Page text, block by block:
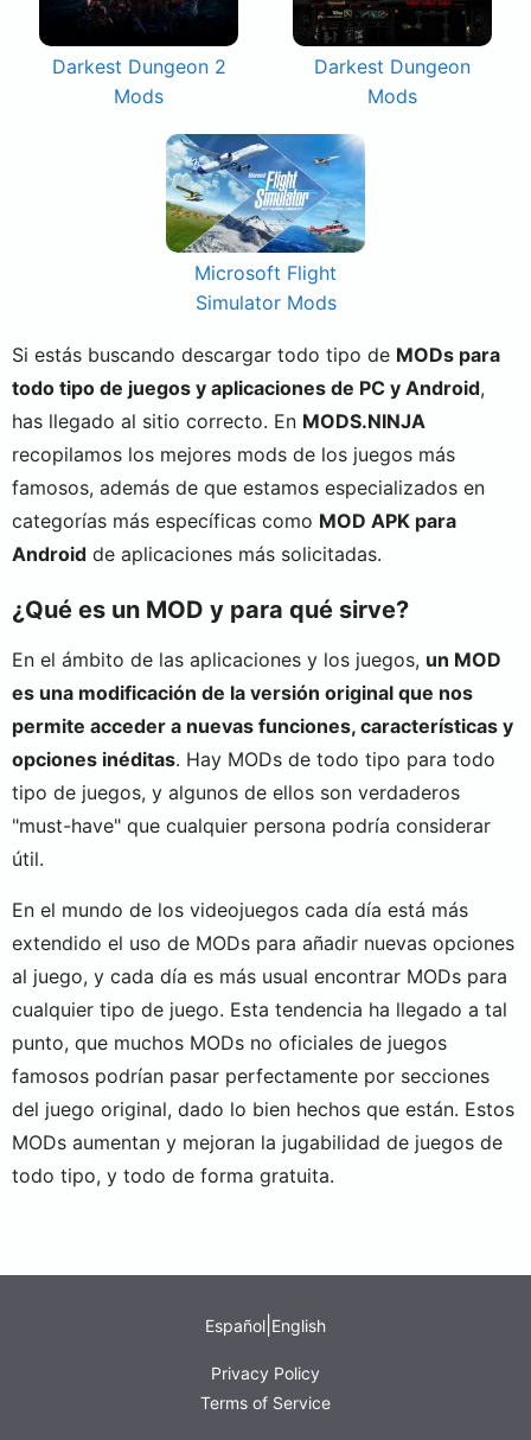
Darkest Dungeon 2
Mods
Darkest Dungeon
Mods
Microsoft Flight
Simulator Mods
Si estás buscando descargar todo tipo de MODs para
todo tipo de juegos y aplicaciones de PC y Android,
has llegado al sitio correcto. En MODS.NINJA
recopilamos los mejores mods de los juegos más
famosos, además de que estamos especializados en
categorías más específicas como MOD APK para
Android de aplicaciones más solicitadas.
¿Qué es un MOD y para qué sirve?
En el ámbito de las aplicaciones y los juegos, un MOD
es una modificación de la versión original que nos
permite acceder a nuevas funciones, características y
opciones inéditas. Hay MODs de todo tipo para todo
tipo de juegos, y algunos de ellos son verdaderos
"must-have" que cualquier persona podría considerar
útil.
En el mundo de los videojuegos cada día está más
extendido el uso de MODs para añadir nuevas opciones
al juego, y cada día es más usual encontrar MODs para
cualquier tipo de juego. Esta tendencia ha llegado a tal
punto, que muchos MODs no oficiales de juegos
famosos podrían pasar perfectamente por secciones
del juego original, dado lo bien hechos que están. Estos
MODs aumentan y mejoran la jugabilidad de juegos de
todo tipo, y todo de forma gratuita.
Español English
Privacy Policy
Terms of Service